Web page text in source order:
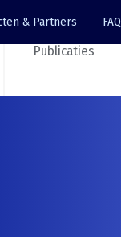
& Partners FAQ
Publicaties